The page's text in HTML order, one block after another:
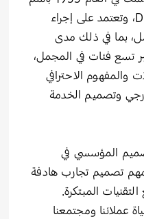
Die Gute Industrieform e.V، وتعتمد على إجراء
بما في ذلك مدى
تسع فئات في المجمل،
والمفهوم الاحترافي
وتصميم الخدمة
المؤسسي في
تصميم تجارب هادفة
المبتكرة.
عملائنا ومجتمعنا